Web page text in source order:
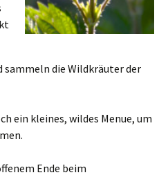
sammeln die Wildkräuter der
ein kleines, wildes Menue, um
Ende beim